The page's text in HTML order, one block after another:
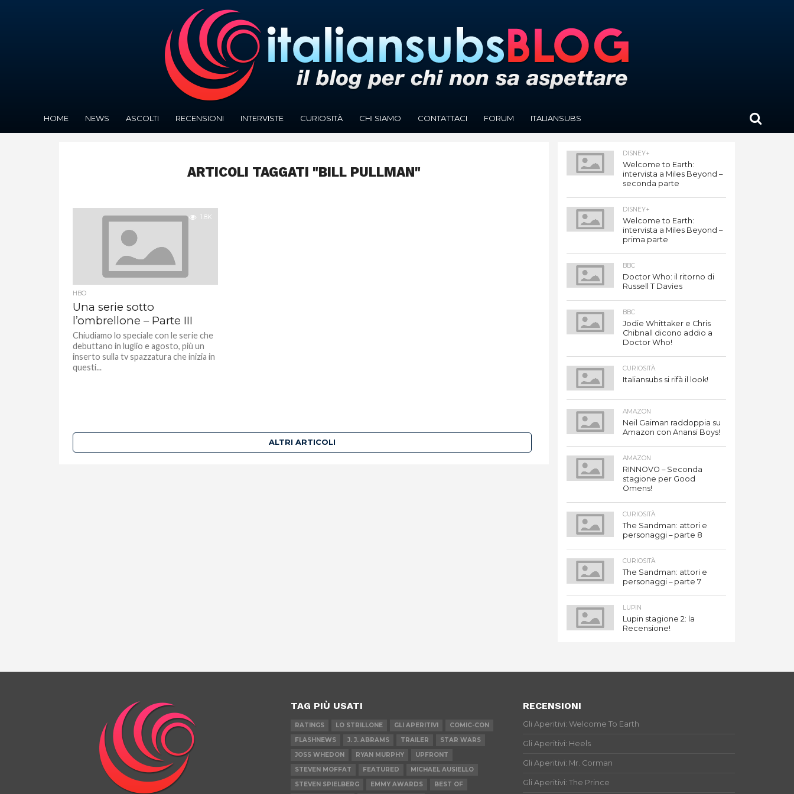
HOME NEWS ASCOLTI RECENSIONI INTERVISTE CURIOSITÀ CHI SIAMO CONTATTACI FORUM ITALIANSUBS
ARTICOLI TAGGATI "BILL PULLMAN"
1.8K
HBO
Una serie sotto
l’ombrellone – Parte III
Chiudiamo lo speciale con le serie che
debuttano in luglio e agosto, più un
inserto sulla tv spazzatura che inizia in
questi...
ALTRI ARTICOLI
DISNEY+
Welcome to Earth:
intervista a Miles Beyond –
seconda parte
DISNEY+
Welcome to Earth:
intervista a Miles Beyond –
prima parte
BBC
Doctor Who: il ritorno di
Russell T Davies
BBC
Jodie Whittaker e Chris
Chibnall dicono addio a
Doctor Who!
CURIOSITÀ
Italiansubs si rifà il look!
AMAZON
Neil Gaiman raddoppia su
Amazon con Anansi Boys!
AMAZON
RINNOVO – Seconda
stagione per Good
Omens!
CURIOSITÀ
The Sandman: attori e
personaggi – parte 8
CURIOSITÀ
The Sandman: attori e
personaggi – parte 7
LUPIN
Lupin stagione 2: la
Recensione!
TAG PIÙ USATI
RATINGS LO STRILLONE GLI APERITIVI
COMIC-CON
FLASHNEWS
J. J. ABRAMS TRAILER
STAR WARS
JOSS WHEDON
RYAN MURPHY
UPFRONT
STEVEN MOFFAT
FEATURED
MICHAEL AUSIELLO
STEVEN SPIELBERG
EMMY AWARDS BEST OF
RECENSIONI
Gli Aperitivi: Welcome To Earth
Gli Aperitivi: Heels
Gli Aperitivi: Mr. Corman
Gli Aperitivi: The Prince